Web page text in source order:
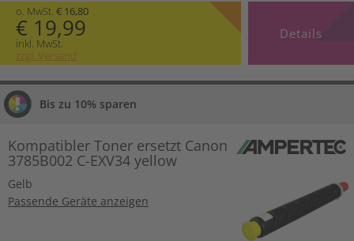
o. MwSt. € 16,80
€ 19,99
inkl. MwSt.
zzgl. Versand
Details
Bis zu 10% sparen
Kompatibler Toner ersetzt Canon
3785B002 C-EXV34 yellow
Gelb
Passende Geräte anzeigen